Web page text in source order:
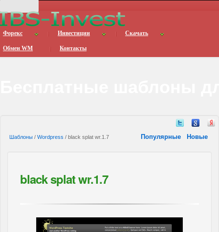
Форекс Инвестиции Скачать
Обмен WM Контакты
Шаблоны / Wordpress / black splat wr.1.7 Популярные Новые
black splat wr.1.7